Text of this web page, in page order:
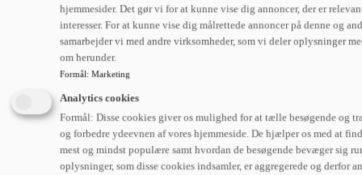
hjemmesider. Det gør vi for at kunne vise dig annoncer, der er
interesser. For at kunne vise dig målrettede annoncer på denne og
samarbejder vi med andre virksomheder, som vi deler oplysninger
om herunder.
Formål: Marketing
Analytics cookies
Formål: Disse cookies giver os mulighed for at tælle besøgende og
og forbedre ydeevnen af vores hjemmeside. De hjælper os med at
mest og mindst populære samt hvordan de besøgende bevæger sig
oplysninger, som disse cookies indsamler, er aggregerede og derfor